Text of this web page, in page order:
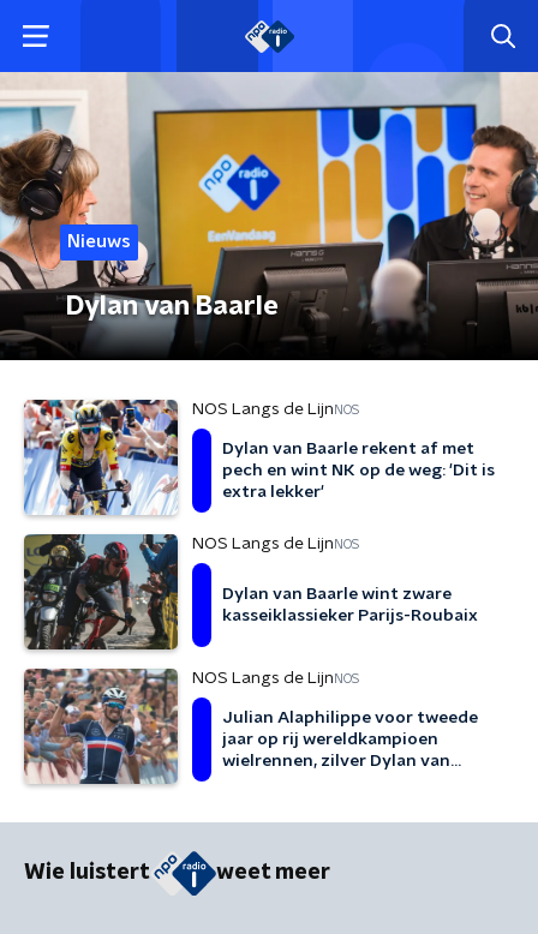
Nieuws
Dylan van Baarle
NOS Langs de Lijn NOS
Dylan van Baarle rekent af met
pech en wint NK op de weg: 'Dit is
extra lekker'
NOS Langs de Lijn NOS
Dylan van Baarle wint zware
kasseiklassieker Parijs-Roubaix
NOS Langs de Lijn NOS
Julian Alaphilippe voor tweede
jaar op rij wereldkampioen
wielrennen, zilver Dylan van
Wie luistert weet meer